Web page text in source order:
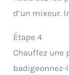
d’un mixeur.
Étape 4
Chauffez une
badigeonnez-